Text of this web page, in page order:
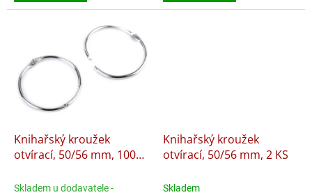
Knihařský kroužek
otvírací, 50/56 mm, 100
Skladem u dodavatele -
Knihařský kroužek
otvírací, 50/56 mm, 2 KS
Skladem